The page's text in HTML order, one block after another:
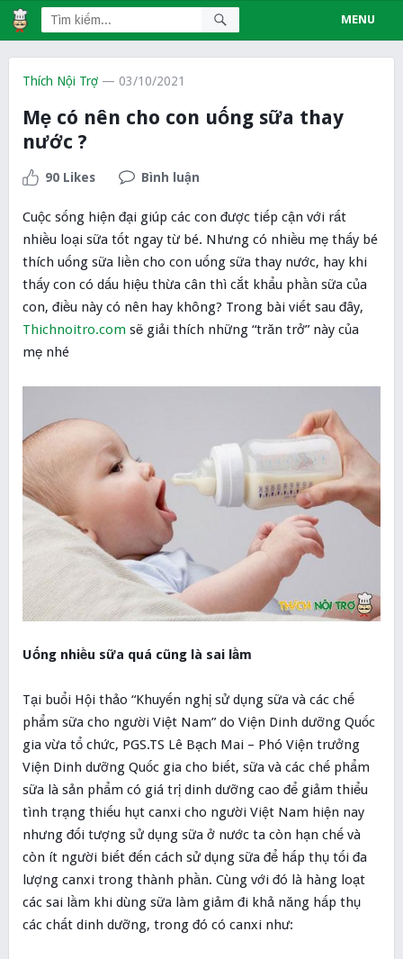
MENU
Thích Nội Trợ — 03/10/2021
Mẹ có nên cho con uống sữa thay
nước ?
90 Likes Bình luận
Cuộc sống hiện đại giúp các con được tiếp cận với rất
nhiều loại sữa tốt ngay từ bé. Nhưng có nhiều mẹ thấy bé
thích uống sữa liền cho con uống sữa thay nước, hay khi
thấy con có dấu hiệu thừa cân thì cắt khẩu phần sữa của
con, điều này có nên hay không? Trong bài viết sau đây,
Thichnoitro.comsẽ giải thích những “trăn trở” này của
mẹ nhé
Uống nhiều sữa quá cũng là sai lầm
Tại buổi Hội thảo “Khuyến nghị sử dụng sữa và các chế
phẩm sữa cho người Việt Nam” do Viện Dinh dưỡng Quốc
gia vừa tổ chức, PGS.TS Lê Bạch Mai – Phó Viện trưởng
Viện Dinh dưỡng Quốc gia cho biết, sữa và các chế phẩm
sữa là sản phẩm có giá trị dinh dưỡng cao để giảm thiểu
tình trạng thiếu hụt canxi cho người Việt Nam hiện nay
nhưng đối tượng sử dụng sữa ở nước ta còn hạn chế và
còn ít người biết đến cách sử dụng sữa để hấp thụ tối đa
lượng canxi trong thành phần. Cùng với đó là hàng loạt
các sai lầm khi dùng sữa làm giảm đi khả năng hấp thụ
các chất dinh dưỡng, trong đó có canxi như: